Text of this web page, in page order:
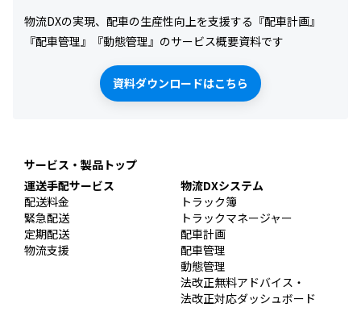
物流DXの実現、配車の生産性向上を支援する『配車計画』
『配車管理』『動態管理』のサービス概要資料です
資料ダウンロードはこちら
サービス・製品トップ
運送手配サービス
配送料金
緊急配送
定期配送
物流支援
物流DXシステム
トラック簿
トラックマネージャー
配車計画
配車管理
動態管理
法改正無料アドバイス・
法改正対応ダッシュボード